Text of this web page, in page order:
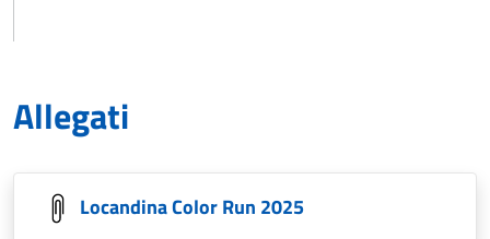
Allegati
Locandina Color Run 2025